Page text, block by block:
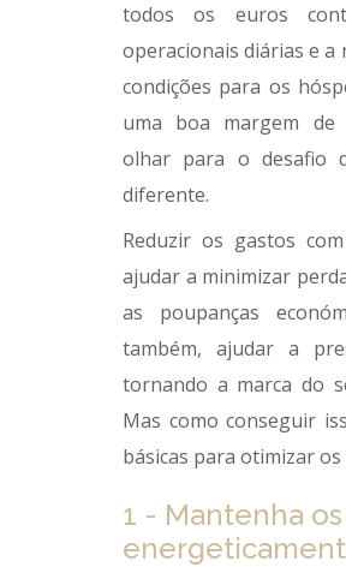
todos os euros
operacionais diárias e a
condições para os
uma boa margem de
olhar para o desafio
diferente.
Reduzir os gastos
ajudar a minimizar
as poupanças
também, ajudar a
tornando a marca do
Mas como conseguir
básicas para otimizar
1 - Mantenha